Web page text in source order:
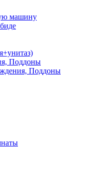
машину
Поддоны
Поддоны